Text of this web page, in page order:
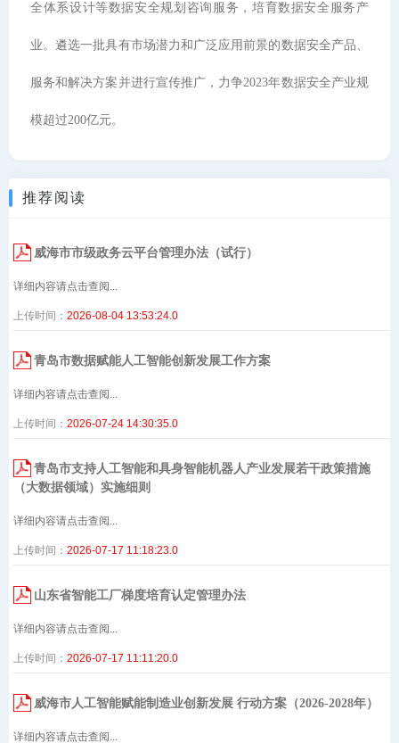
全体系设计等数据安全规划咨询服务，培育数据安全服务产
业。遴选一批具有市场潜力和广泛应用前景的数据安全产品、
服务和解决方案并进行宣传推广，力争2023年数据安全产业规
模超过200亿元。
推荐阅读
威海市市级政务云平台管理办法（试行）
详细内容请点击查阅...
上传时间： 2026-08-04 13:53:24.0
青岛市数据赋能人工智能创新发展工作方案
详细内容请点击查阅...
上传时间： 2026-07-24 14:30:35.0
青岛市支持人工智能和具身智能机器人产业发展若干政策措施
（大数据领域）实施细则
详细内容请点击查阅...
上传时间： 2026-07-17 11:18:23.0
山东省智能工厂梯度培育认定管理办法
详细内容请点击查阅...
上传时间： 2026-07-17 11:11:20.0
威海市人工智能赋能制造业创新发展 行动方案（2026-2028年）
详细内容请点击查阅...